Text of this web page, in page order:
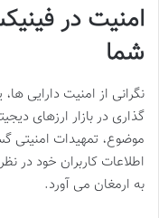
امنیت در
شما
نگرانی از امنیت دارایی
گذاری در بازار ارزهای
موضوع، تمهیدات امنیتی
اطلاعات کاربران خود در
به ارمغان می آورد.